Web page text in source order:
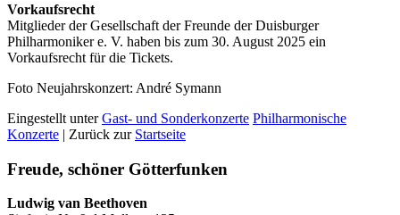
Vorkaufsrecht
Mitglieder der Gesellschaft der Freunde der Duisburger
Philharmoniker e. V. haben bis zum 30. August 2025 ein
Vorkaufsrecht für die Tickets.
Foto Neujahrskonzert: André Symann
Eingestellt unterGast- und Sonderkonzerte Philharmonische
Konzerte | Zurück zur Startseite
Freude, schöner Götterfunken
Ludwig van Beethoven